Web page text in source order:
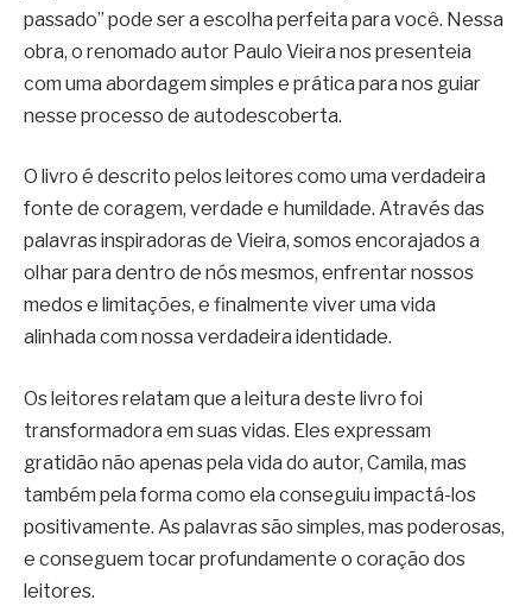
passado” pode ser a escolha perfeita para você. Nessa
obra, o renomado autor Paulo Vieira nos presenteia
com uma abordagem simples e prática para nos guiar
nesse processo de autodescoberta.
O livro é descrito pelos leitores como uma verdadeira
fonte de coragem, verdade e humildade. Através das
palavras inspiradoras de Vieira, somos encorajados a
olhar para dentro de nós mesmos, enfrentar nossos
medos e limitações, e finalmente viver uma vida
alinhada com nossa verdadeira identidade.
Os leitores relatam que a leitura deste livro foi
transformadora em suas vidas. Eles expressam
gratidão não apenas pela vida do autor, Camila, mas
também pela forma como ela conseguiu impactá-los
positivamente. As palavras são simples, mas poderosas,
e conseguem tocar profundamente o coração dos
leitores.